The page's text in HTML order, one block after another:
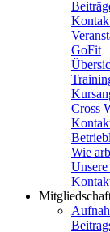
GoFit
Cross
Wie